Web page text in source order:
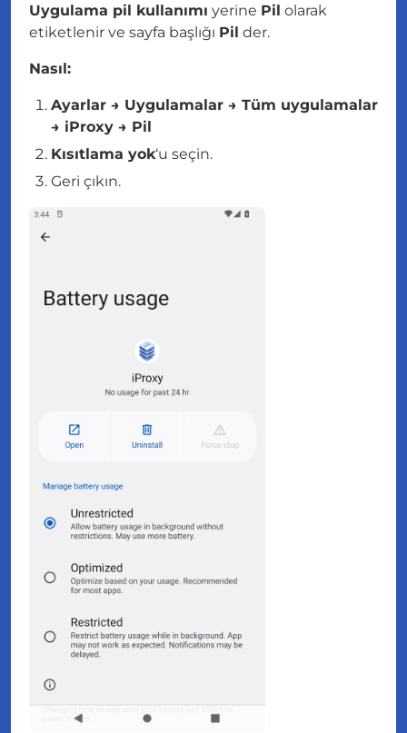
Uygulama pil kullanımı yerine Pil olarak
etiketlenir ve sayfa başlığı Pil der.
Nasıl:
Ayarlar → Uygulamalar → Tüm uygulamalar
→ iProxy → Pil
Kısıtlama yok‘u seçin.
Geri çıkın.